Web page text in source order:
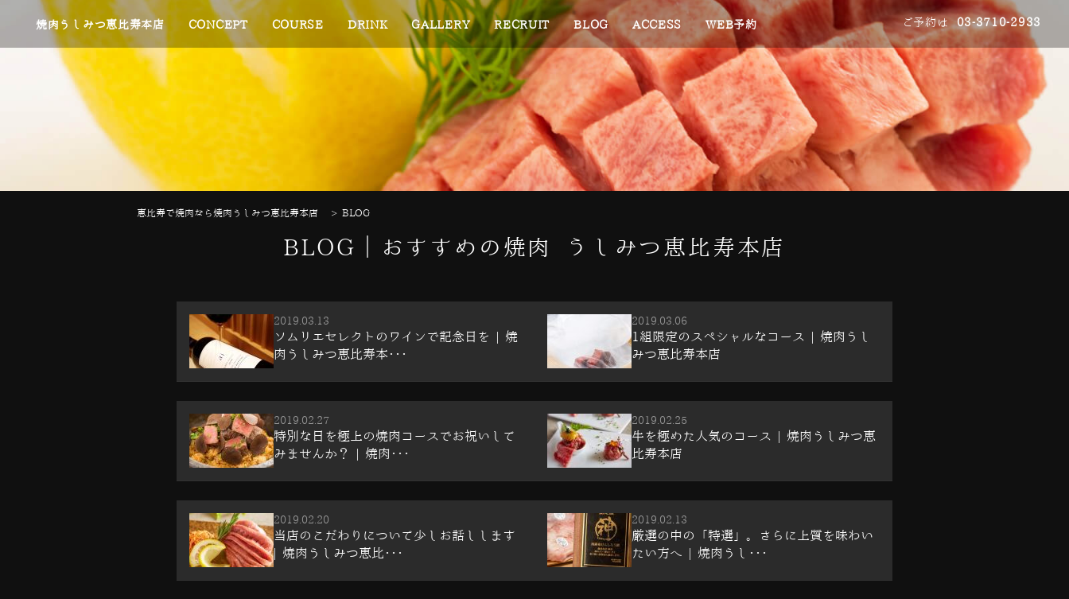
焼肉うしみつ恵比寿本店 CONCEPT COURSE DRINK GALLERY RECRUIT BLOG ACCESS WEB予約 ご予約は 03-3710-2933
恵比寿で焼肉なら焼肉うしみつ恵比寿本店 > BLOG
BLOG｜おすすめの焼肉 うしみつ恵比寿本店
2019.03.13
ソムリエセレクトのワインで記念日を | 焼
肉うしみつ恵比寿本･･･
2019.03.06
1組限定のスペシャルなコース | 焼肉うし
みつ恵比寿本店
2019.02.27
特別な日を極上の焼肉コースでお祝いして
みませんか？ | 焼肉･･･
2019.02.25
牛を極めた人気のコース | 焼肉うしみつ恵
比寿本店
2019.02.20
当店のこだわりについて少しお話しします
| 焼肉うしみつ恵比･･･
2019.02.13
厳選の中の「特選」。さらに上質を味わい
たい方へ | 焼肉うし･･･